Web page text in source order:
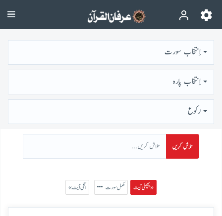
اِنتخاب سورت
اِنتخاب پارہ
رُكوع
تلاش کریں
پچھلی آیت » مکمل سورت « اگلی آیت